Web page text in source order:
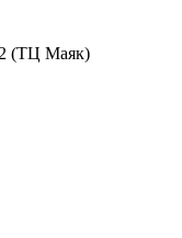
(ТЦ Маяк)